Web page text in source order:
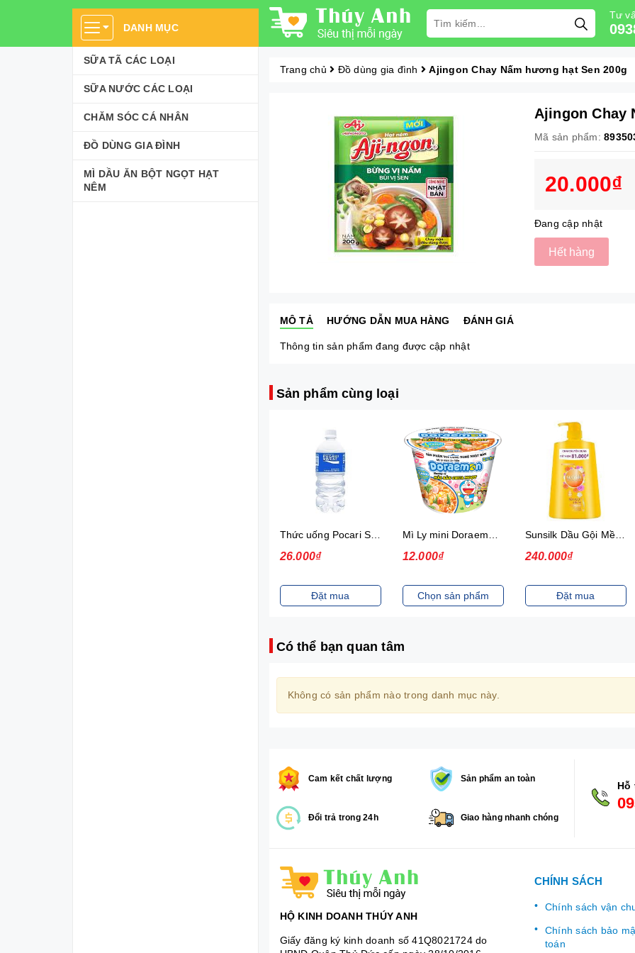
DANH MỤC
SỮA TÃ CÁC LOẠI
SỮA NƯỚC CÁC LOẠI
CHĂM SÓC CÁ NHÂN
ĐỒ DÙNG GIA ĐÌNH
MÌ DẦU ĂN BỘT NGỌT HẠT
NÊM
Tư
Trang chủ Đồ dùng gia đình Ajingon Chay Nấm hương hạt Sen 200g
Ajingon Chay
Mã sản phẩm:
20.000₫
Đang cập nhật
Hết hàng
MÔ TẢ HƯỚNG DẪN MUA HÀNG ĐÁNH GIÁ
Thông tin sản phẩm đang được cập nhật
Sản phẩm cùng loại
26.000₫
Đặt mua
12.000₫
Chọn sản phẩm
240.000₫
Đặt mua
Có thể bạn quan tâm
Không có sản phẩm nào trong danh mục này.
Cam kết chất lượng Sản phẩm an toàn
Đổi trả trong 24h Giao hàng nhanh chóng
Hỗ
HỘ KINH DOANH THÚY ANH
Giấy đăng ký kinh doanh số 41Q8021724 do
CHÍNH SÁCH
Chính sách vận
Chính sách bảo
toán